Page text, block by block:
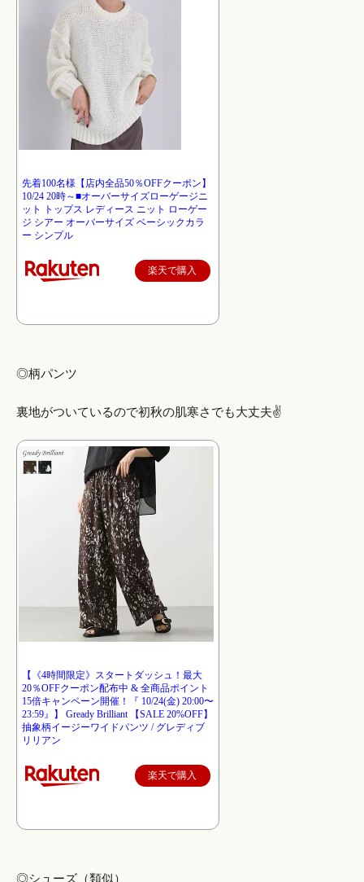
先着100名様【店内全品50％OFFクーポン】
10/24 20時～■オーバーサイズローゲージニ
ット トップス レディース ニット ローゲー
ジ シアー オーバーサイズ ベーシックカラ
ー シンプル
楽天で購入
◎柄パンツ
裏地がついているので初秋の肌寒さでも大丈夫✌️
【《4時間限定》スタートダッシュ！最大
20％OFFクーポン配布中 & 全商品ポイント
15倍キャンペーン開催！『 10/24(金) 20:00〜
23:59』】 Gready Brilliant 【SALE 20%OFF】
抽象柄イージーワイドパンツ / グレディブ
リリアン
楽天で購入
◎シューズ（類似）